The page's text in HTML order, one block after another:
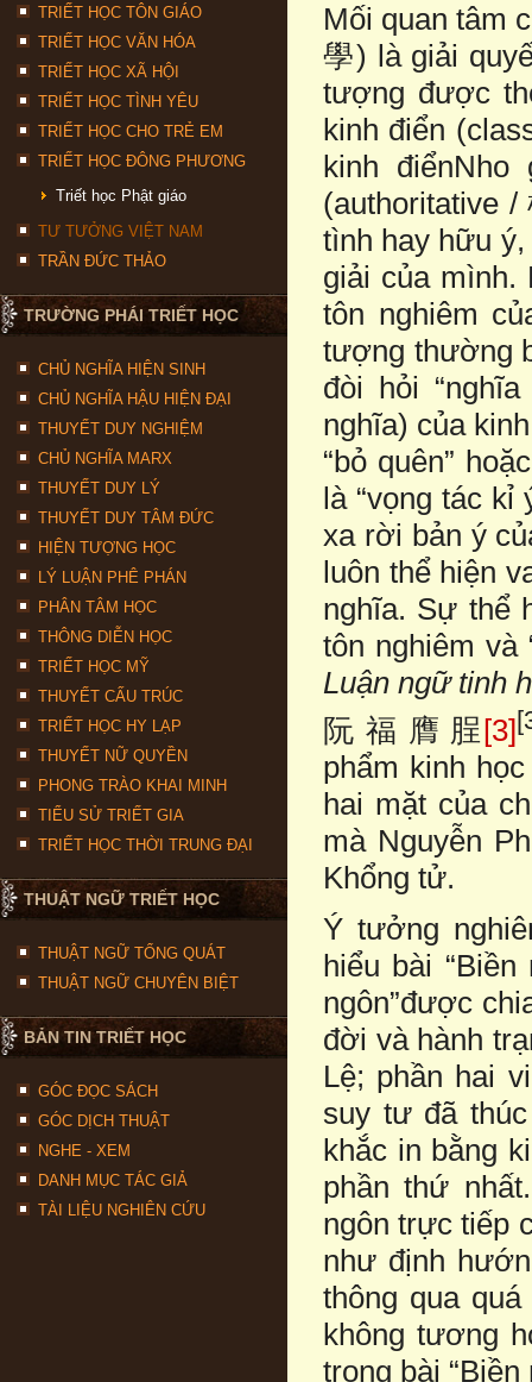
TRIẾT HỌC TÔN GIÁO
TRIẾT HỌC VĂN HÓA
TRIẾT HỌC XÃ HỘI
TRIẾT HỌC TÌNH YÊU
TRIẾT HỌC CHO TRẺ EM
TRIẾT HỌC ĐÔNG PHƯƠNG
Triết học Phật giáo
TƯ TƯỞNG VIỆT NAM
TRẦN ĐỨC THẢO
TRƯỜNG PHÁI TRIẾT HỌC
CHỦ NGHĨA HIỆN SINH
CHỦ NGHĨA HẬU HIỆN ĐẠI
THUYẾT DUY NGHIỆM
CHỦ NGHĨA MARX
THUYẾT DUY LÝ
THUYẾT DUY TÂM ĐỨC
HIỆN TƯỢNG HỌC
LÝ LUẬN PHÊ PHÁN
PHÂN TÂM HỌC
THÔNG DIỄN HỌC
TRIẾT HỌC MỸ
THUYẾT CẤU TRÚC
TRIẾT HỌC HY LẠP
THUYẾT NỮ QUYỀN
PHONG TRÀO KHAI MINH
TIỂU SỬ TRIẾT GIA
TRIẾT HỌC THỜI TRUNG ĐẠI
THUẬT NGỮ TRIẾT HỌC
THUẬT NGỮ TỔNG QUÁT
THUẬT NGỮ CHUYÊN BIỆT
BẢN TIN TRIẾT HỌC
GÓC ĐỌC SÁCH
GÓC DỊCH THUẬT
NGHE - XEM
DANH MỤC TÁC GIẢ
TÀI LIỆU NGHIÊN CỨU
Mối quan tâm
學) là giải
tượng được
kinh điển
kinh
(authoritative
tình hay hữu
giải của mình.
tôn nghiêm
tượng thường
đòi hỏi
nghĩa) của
“bỏ quên”
là “vọng tác kỉ
xa rời bản ý
luôn thể hiện
nghĩa. Sự thể
tôn nghiêm và
Luận ngữ tinh
阮 福 膺 脭[3]
phẩm kinh
hai mặt của
mà Nguyễn
Khổng tử.
Ý tưởng
hiểu bài
ngôn”được
đời và hành
Lệ; phần hai
suy tư đã
khắc in bằng
phần thứ
ngôn trực tiếp
như định
thông qua
không tương
trong bài